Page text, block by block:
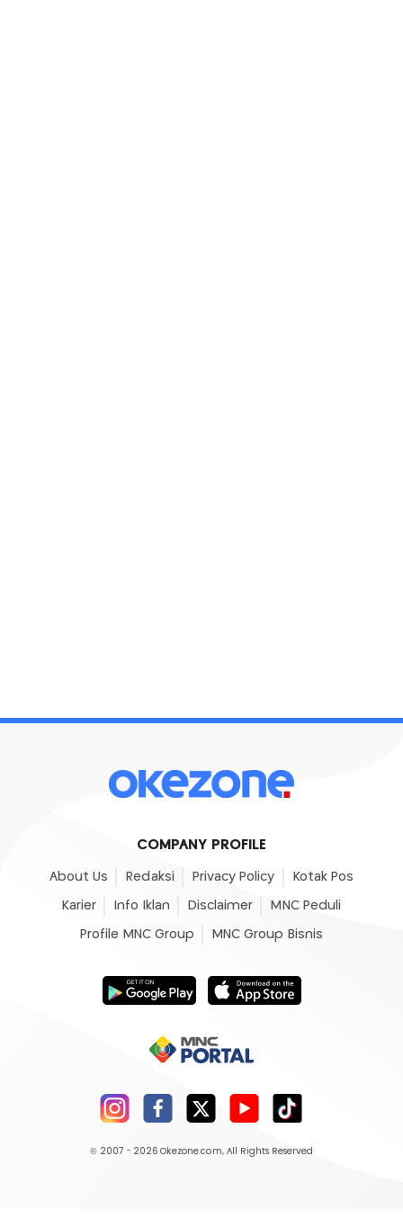
COMPANY PROFILE
About Us Redaksi Privacy Policy Kotak Pos
Karier Info Iklan Disclaimer MNC Peduli
Profile MNC Group MNC Group Bisnis
© 2007 - 2026 Okezone.com, All Rights Reserved